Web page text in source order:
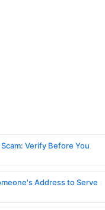
Verify Before You
Address to Serve